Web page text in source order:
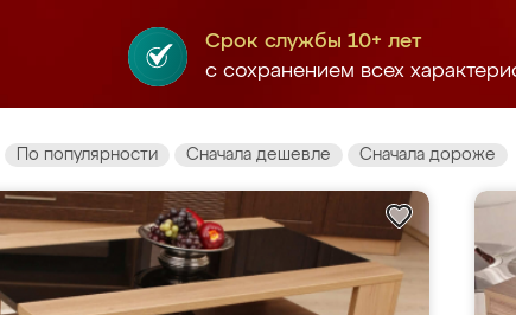
Срок службы 10+ лет
с сохранением всех
По популярности Сначала дешевле Сначала дороже